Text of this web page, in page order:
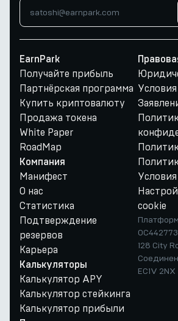
EarnPark
Получайте прибыль
Партнёрская программа
Купить криптовалюту
Продажа токена
White Paper
RoadMap
Компания
Манифест
О нас
Статистика
Подтверждение
резервов
Карьера
Калькуляторы
Калькулятор APY
Калькулятор стейкинга
Калькулятор прибыли
cookie
OC442773
128 City
EC1V 2NX